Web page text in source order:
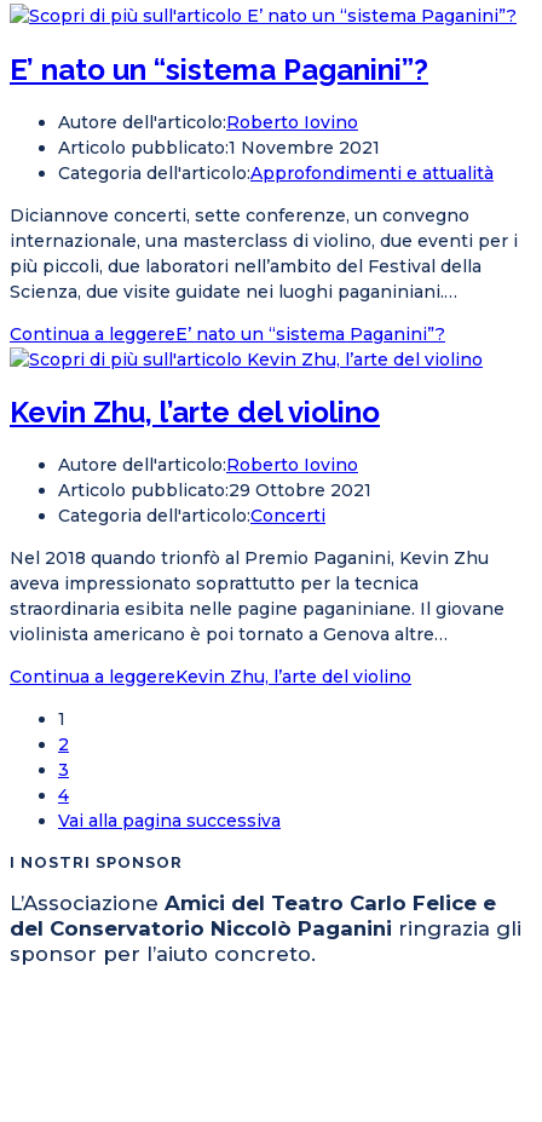
E’ nato un “sistema Paganini”?
Autore dell'articolo:Roberto Iovino
Articolo pubblicato:1 Novembre 2021
Categoria dell'articolo:Approfondimenti e attualità
Diciannove concerti, sette conferenze, un convegno
internazionale, una masterclass di violino, due eventi per i
più piccoli, due laboratori nell’ambito del Festival della
Scienza, due visite guidate nei luoghi paganiniani.…
Continua a leggereE’ nato un “sistema Paganini”?
Kevin Zhu, l’arte del violino
Autore dell'articolo:Roberto Iovino
Articolo pubblicato:29 Ottobre 2021
Categoria dell'articolo:Concerti
Nel 2018 quando trionfò al Premio Paganini, Kevin Zhu
aveva impressionato soprattutto per la tecnica
straordinaria esibita nelle pagine paganiniane. Il giovane
violinista americano è poi tornato a Genova altre…
Continua a leggereKevin Zhu, l’arte del violino
1
2
3
4
Vai alla pagina successiva
I NOSTRI SPONSOR
L’Associazione Amici del Teatro Carlo Felice e
del Conservatorio Niccolò Paganini ringrazia gli
sponsor per l’aiuto concreto.